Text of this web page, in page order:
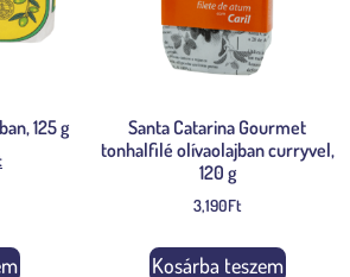
125 g
Santa Catarina Gourmet
tonhalfilé olívaolajban curryvel,
120 g
3,190Ft
Kosárba teszem